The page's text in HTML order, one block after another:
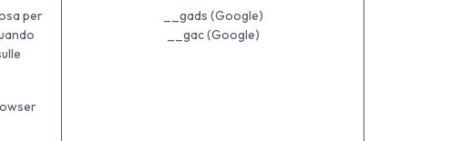
per
__gads (Google)
__gac (Google)